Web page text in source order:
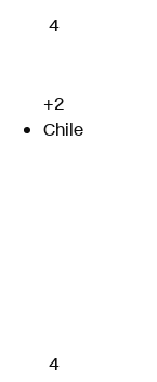
4
+2
Chile
4